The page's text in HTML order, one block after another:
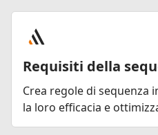
Requisiti della
Crea regole di sequenza
la loro efficacia e